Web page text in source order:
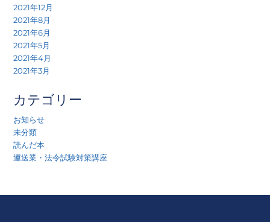
2021年12月
2021年8月
2021年6月
2021年5月
2021年4月
2021年3月
カテゴリー
お知らせ
未分類
読んだ本
運送業・法令試験対策講座